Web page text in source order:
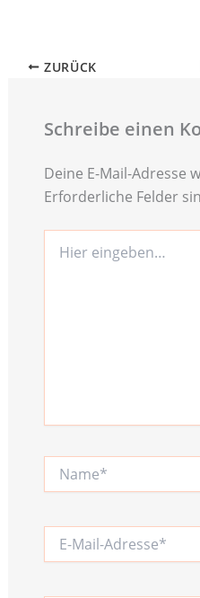
ZURÜCK
Schreibe einen
Deine E-Mail-Adresse
Erforderliche Felder
eingeben…
Mail-